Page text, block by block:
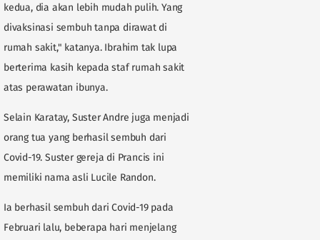
kedua, dia akan lebih mudah pulih. Yang
divaksinasi sembuh tanpa dirawat di
rumah sakit," katanya. Ibrahim tak lupa
berterima kasih kepada staf rumah sakit
atas perawatan ibunya.
Selain Karatay, Suster Andre juga menjadi
orang tua yang berhasil sembuh dari
Covid-19. Suster gereja di Prancis ini
memiliki nama asli Lucile Randon.
Ia berhasil sembuh dari Covid-19 pada
Februari lalu, beberapa hari menjelang